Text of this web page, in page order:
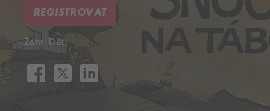
REGISTROVAT
Žánr: Děti